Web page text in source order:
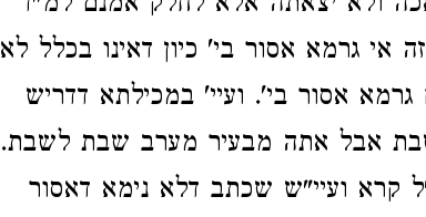
אי גרמא אסור בי' כיון דאינו בכלל לא
אסור בי'. ועיי' במכילתא דדריש
אבל אתה מבעיר מערב שבת לשבת.
קרא ועיי"ש שכתב דלא נימא דאסור